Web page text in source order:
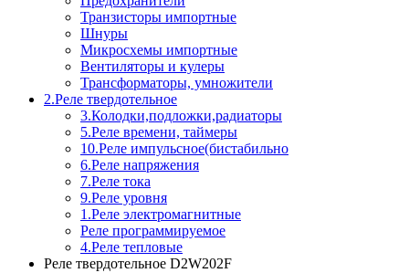
Транзисторы импортные
Шнуры
Микросхемы импортные
Вентиляторы и кулеры
Трансформаторы, умножители
2.Реле твердотельное
3.Колодки,подложки,радиаторы
5.Реле времени, таймеры
10.Реле импульсное(бистабильно
6.Реле напряжения
7.Реле тока
9.Реле уровня
1.Реле электромагнитные
Реле программируемое
4.Реле тепловые
Реле твердотельное D2W202F